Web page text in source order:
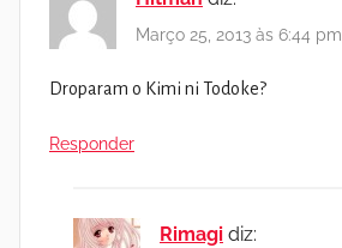
Março 25, 2013 às 6:44 pm
Droparam o Kimi ni Todoke?
Responder
Rimagi diz: